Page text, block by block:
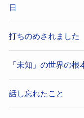
日
打ちのめされました
「未知」の世界の
話し忘れたこと